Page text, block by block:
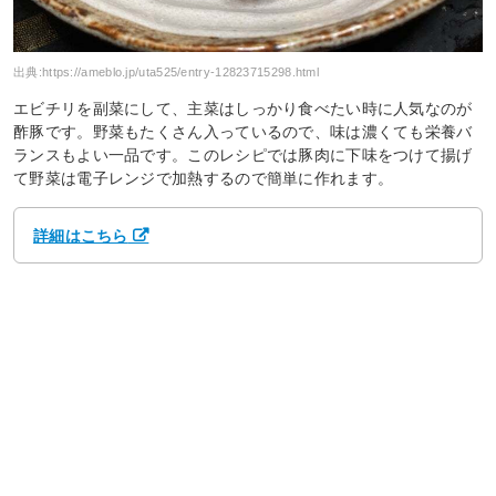
出典:https://ameblo.jp/uta525/entry-12823715298.html
エビチリを副菜にして、主菜はしっかり食べたい時に人気なのが
酢豚です。野菜もたくさん入っているので、味は濃くても栄養バ
ランスもよい一品です。このレシピでは豚肉に下味をつけて揚げ
て野菜は電子レンジで加熱するので簡単に作れます。
詳細はこちら